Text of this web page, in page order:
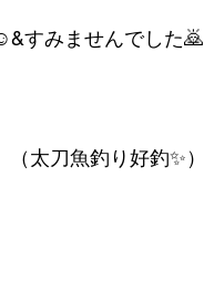
すみませんでした🙇
太刀魚釣り好釣✨）